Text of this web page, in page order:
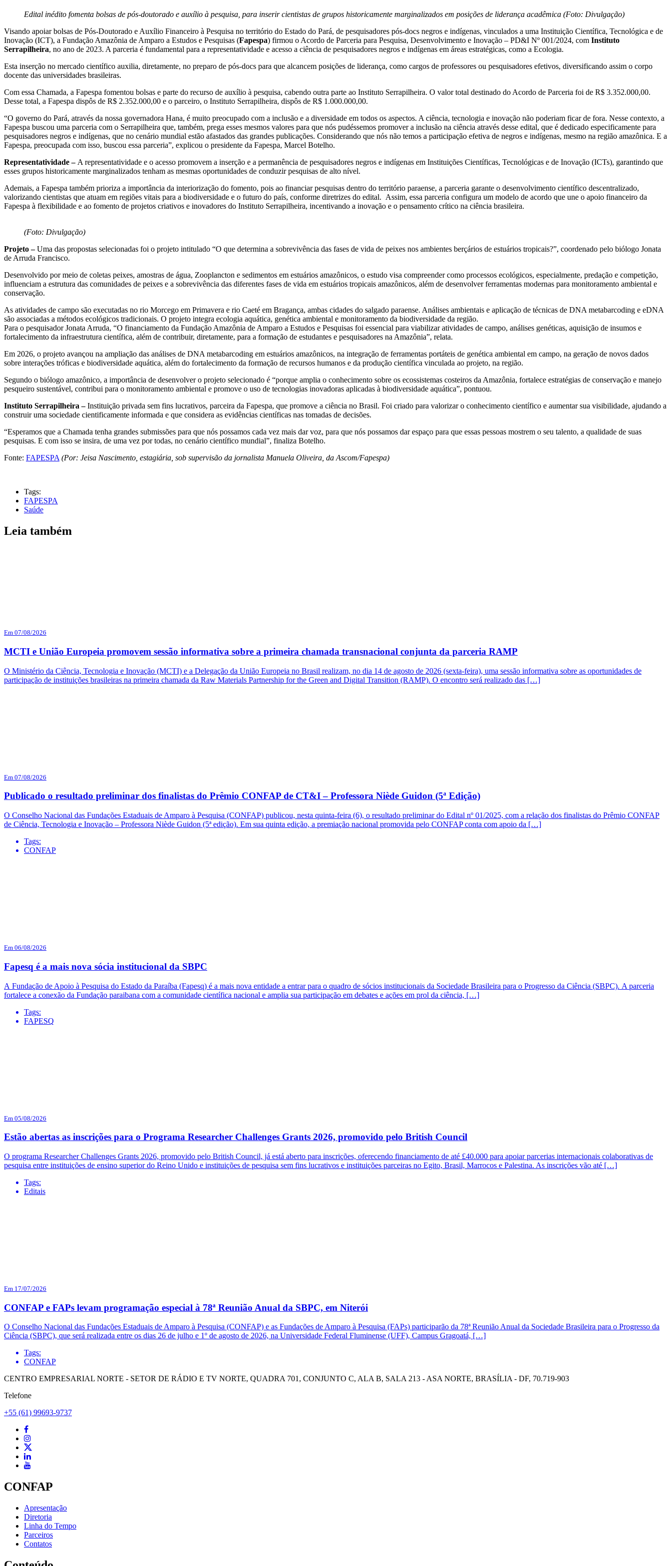
Edital inédito fomenta bolsas de pós-doutorado e auxílio à pesquisa, para inserir cientistas de grupos historicamente marginalizados em posições de liderança acadêmica (Foto: Divulgação)
Visando apoiar bolsas de Pós-Doutorado e Auxílio Financeiro à Pesquisa no território do Estado do Pará, de pesquisadores pós-docs negros e indígenas, vinculados a uma Instituição Científica, Tecnológica e de
Inovação (ICT), a Fundação Amazônia de Amparo a Estudos e Pesquisas (Fapespa) firmou o Acordo de Parceria para Pesquisa, Desenvolvimento e Inovação – PD&I Nº 001/2024, com Instituto
Serrapilheira, no ano de 2023. A parceria é fundamental para a representatividade e acesso a ciência de pesquisadores negros e indígenas em áreas estratégicas, como a Ecologia.
Esta inserção no mercado científico auxilia, diretamente, no preparo de pós-docs para que alcancem posições de liderança, como cargos de professores ou pesquisadores efetivos, diversificando assim o corpo
docente das universidades brasileiras.
Com essa Chamada, a Fapespa fomentou bolsas e parte do recurso de auxílio à pesquisa, cabendo outra parte ao Instituto Serrapilheira. O valor total destinado do Acordo de Parceria foi de R$ 3.352.000,00.
Desse total, a Fapespa dispôs de R$ 2.352.000,00 e o parceiro, o Instituto Serrapilheira, dispôs de R$ 1.000.000,00.
“O governo do Pará, através da nossa governadora Hana, é muito preocupado com a inclusão e a diversidade em todos os aspectos. A ciência, tecnologia e inovação não poderiam ficar de fora. Nesse contexto, a
Fapespa buscou uma parceria com o Serrapilheira que, também, prega esses mesmos valores para que nós pudéssemos promover a inclusão na ciência através desse edital, que é dedicado especificamente para
pesquisadores negros e indígenas, que no cenário mundial estão afastados das grandes publicações. Considerando que nós não temos a participação efetiva de negros e indígenas, mesmo na região amazônica. E a
Fapespa, preocupada com isso, buscou essa parceria”, explicou o presidente da Fapespa, Marcel Botelho.
Representatividade –A representatividade e o acesso promovem a inserção e a permanência de pesquisadores negros e indígenas em Instituições Científicas, Tecnológicas e de Inovação (ICTs), garantindo que
esses grupos historicamente marginalizados tenham as mesmas oportunidades de conduzir pesquisas de alto nível.
Ademais, a Fapespa também prioriza a importância da interiorização do fomento, pois ao financiar pesquisas dentro do território paraense, a parceria garante o desenvolvimento científico descentralizado,
valorizando cientistas que atuam em regiões vitais para a biodiversidade e o futuro do país, conforme diretrizes do edital. Assim, essa parceria configura um modelo de acordo que une o apoio financeiro da
Fapespa à flexibilidade e ao fomento de projetos criativos e inovadores do Instituto Serrapilheira, incentivando a inovação e o pensamento crítico na ciência brasileira.
(Foto: Divulgação)
Projeto –Uma das propostas selecionadas foi o projeto intitulado “O que determina a sobrevivência das fases de vida de peixes nos ambientes berçários de estuários tropicais?”, coordenado pelo biólogo Jonata
de Arruda Francisco.
Desenvolvido por meio de coletas peixes, amostras de água, Zooplancton e sedimentos em estuários amazônicos, o estudo visa compreender como processos ecológicos, especialmente, predação e competição,
influenciam a estrutura das comunidades de peixes e a sobrevivência das diferentes fases de vida em estuários tropicais amazônicos, além de desenvolver ferramentas modernas para monitoramento ambiental e
conservação.
As atividades de campo são executadas no rio Morcego em Primavera e rio Caeté em Bragança, ambas cidades do salgado paraense. Análises ambientais e aplicação de técnicas de DNA metabarcoding e eDNA
são associadas a métodos ecológicos tradicionais. O projeto integra ecologia aquática, genética ambiental e monitoramento da biodiversidade da região.
Para o pesquisador Jonata Arruda, “O financiamento da Fundação Amazônia de Amparo a Estudos e Pesquisas foi essencial para viabilizar atividades de campo, análises genéticas, aquisição de insumos e
fortalecimento da infraestrutura científica, além de contribuir, diretamente, para a formação de estudantes e pesquisadores na Amazônia”, relata.
Em 2026, o projeto avançou na ampliação das análises de DNA metabarcoding em estuários amazônicos, na integração de ferramentas portáteis de genética ambiental em campo, na geração de novos dados
sobre interações tróficas e biodiversidade aquática, além do fortalecimento da formação de recursos humanos e da produção científica vinculada ao projeto, na região.
Segundo o biólogo amazônico, a importância de desenvolver o projeto selecionado é “porque amplia o conhecimento sobre os ecossistemas costeiros da Amazônia, fortalece estratégias de conservação e manejo
pesqueiro sustentável, contribui para o monitoramento ambiental e promove o uso de tecnologias inovadoras aplicadas à biodiversidade aquática”, pontuou.
Instituto Serrapilheira –Instituição privada sem fins lucrativos, parceira da Fapespa, que promove a ciência no Brasil. Foi criado para valorizar o conhecimento científico e aumentar sua visibilidade, ajudando a
construir uma sociedade cientificamente informada e que considera as evidências científicas nas tomadas de decisões.
“Esperamos que a Chamada tenha grandes submissões para que nós possamos cada vez mais dar voz, para que nós possamos dar espaço para que essas pessoas mostrem o seu talento, a qualidade de suas
pesquisas. E com isso se insira, de uma vez por todas, no cenário científico mundial”, finaliza Botelho.
Fonte: FAPESPA (Por: Jeisa Nascimento, estagiária, sob supervisão da jornalista Manuela Oliveira, da Ascom/Fapespa)
Tags:
FAPESPA
Saúde
Leia também
Em 07/08/2026
MCTI e União Europeia promovem sessão informativa sobre a primeira chamada transnacional conjunta da parceria RAMP
O Ministério da Ciência, Tecnologia e Inovação (MCTI) e a Delegação da União Europeia no Brasil realizam, no dia 14 de agosto de 2026 (sexta-feira), uma sessão informativa sobre as oportunidades de
participação de instituições brasileiras na primeira chamada da Raw Materials Partnership for the Green and Digital Transition (RAMP). O encontro será realizado das […]
Em 07/08/2026
Publicado o resultado preliminar dos finalistas do Prêmio CONFAP de CT&I – Professora Niède Guidon (5ª Edição)
O Conselho Nacional das Fundações Estaduais de Amparo à Pesquisa (CONFAP) publicou, nesta quinta-feira (6), o resultado preliminar do Edital nº 01/2025, com a relação dos finalistas do Prêmio CONFAP
de Ciência, Tecnologia e Inovação – Professora Niède Guidon (5ª edição). Em sua quinta edição, a premiação nacional promovida pelo CONFAP conta com apoio da […]
Tags:
CONFAP
Em 06/08/2026
Fapesq é a mais nova sócia institucional da SBPC
A Fundação de Apoio à Pesquisa do Estado da Paraíba (Fapesq) é a mais nova entidade a entrar para o quadro de sócios institucionais da Sociedade Brasileira para o Progresso da Ciência (SBPC). A parceria
fortalece a conexão da Fundação paraibana com a comunidade científica nacional e amplia sua participação em debates e ações em prol da ciência, […]
Tags:
FAPESQ
Em 05/08/2026
Estão abertas as inscrições para o Programa Researcher Challenges Grants 2026, promovido pelo British Council
O programa Researcher Challenges Grants 2026, promovido pelo British Council, já está aberto para inscrições, oferecendo financiamento de até £40.000 para apoiar parcerias internacionais colaborativas de
pesquisa entre instituições de ensino superior do Reino Unido e instituições de pesquisa sem fins lucrativos e instituições parceiras no Egito, Brasil, Marrocos e Palestina. As inscrições vão até […]
Tags:
Editais
Em 17/07/2026
CONFAP e FAPs levam programação especial à 78ª Reunião Anual da SBPC, em Niterói
O Conselho Nacional das Fundações Estaduais de Amparo à Pesquisa (CONFAP) e as Fundações de Amparo à Pesquisa (FAPs) participarão da 78ª Reunião Anual da Sociedade Brasileira para o Progresso da
Ciência (SBPC), que será realizada entre os dias 26 de julho e 1º de agosto de 2026, na Universidade Federal Fluminense (UFF), Campus Gragoatá, […]
Tags:
CONFAP
CENTRO EMPRESARIAL NORTE - SETOR DE RÁDIO E TV NORTE, QUADRA 701, CONJUNTO C, ALA B, SALA 213 - ASA NORTE, BRASÍLIA - DF, 70.719-903
Telefone
+55 (61) 99693-9737
CONFAP
Apresentação
Diretoria
Linha do Tempo
Parceiros
Contatos